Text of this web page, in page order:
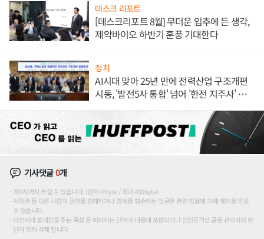
데스크 리포트
[데스크리포트 8월] 무더운 입추에 든 생각,
제약바이오 하반기 훈풍 기대한다
정치
AI시대 맞아 25년 만에 전력산업 구조개편
시동, '발전5사 통합' 넘어 '한전 지주사' 재편
기사댓글0개
200자까지 쓰실 수 있습니다. (현재 0 byte / 최대 400byte)
저작권 등 다른 사람의 권리를 침해하거나 명예를 훼손하는 댓글은 관련 법률에 의해 제재를 받을
수 있습니다.
타인에게 불쾌감을 주는 욕설 등 비하하는 단어가 내용에 포함되거나 인신공격성 글은 관리자의 판
단에 의해 삭제 합니다.